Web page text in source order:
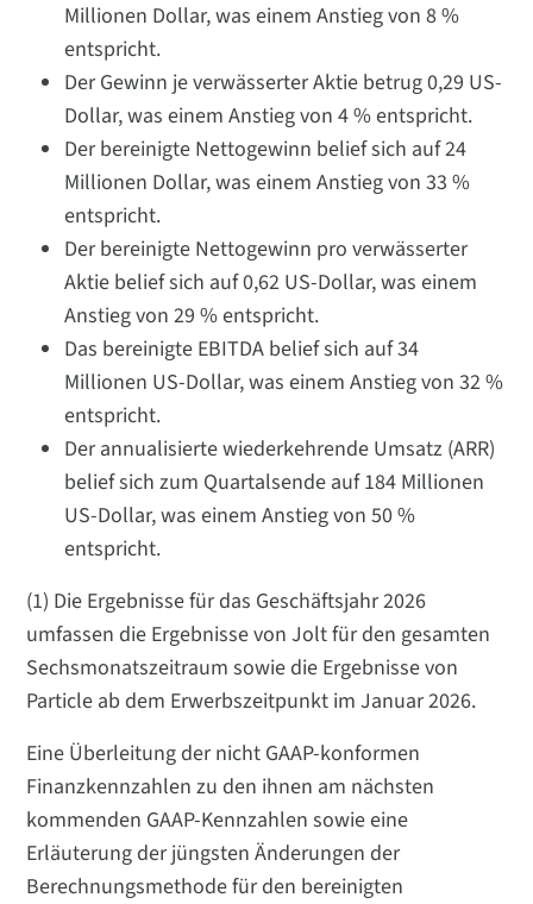
Millionen Dollar, was einem Anstieg von 8 %
entspricht.
Der Gewinn je verwässerter Aktie betrug 0,29 US-
Dollar, was einem Anstieg von 4 % entspricht.
Der bereinigte Nettogewinn belief sich auf 24
Millionen Dollar, was einem Anstieg von 33 %
entspricht.
Der bereinigte Nettogewinn pro verwässerter
Aktie belief sich auf 0,62 US-Dollar, was einem
Anstieg von 29 % entspricht.
Das bereinigte EBITDA belief sich auf 34
Millionen US-Dollar, was einem Anstieg von 32 %
entspricht.
Der annualisierte wiederkehrende Umsatz (ARR)
belief sich zum Quartalsende auf 184 Millionen
US-Dollar, was einem Anstieg von 50 %
entspricht.
(1) Die Ergebnisse für das Geschäftsjahr 2026
umfassen die Ergebnisse von Jolt für den gesamten
Sechsmonatszeitraum sowie die Ergebnisse von
Particle ab dem Erwerbszeitpunkt im Januar 2026.
Eine Überleitung der nicht GAAP-konformen
Finanzkennzahlen zu den ihnen am nächsten
kommenden GAAP-Kennzahlen sowie eine
Erläuterung der jüngsten Änderungen der
Berechnungsmethode für den bereinigten